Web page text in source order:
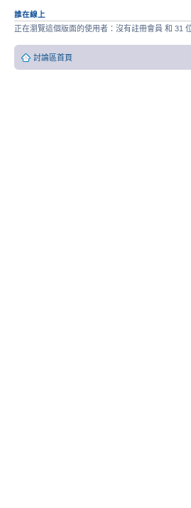
誰在線上
正在瀏覽這個版面的使用者：沒有註冊會員 和 31
討論區首頁